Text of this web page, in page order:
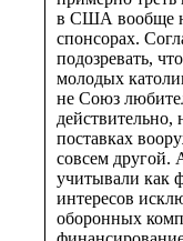
в США вообще
спонсорах.
подозревать,
молодых
не Союз
действительно,
поставках
совсем другой.
учитывали как
интересов
оборонных